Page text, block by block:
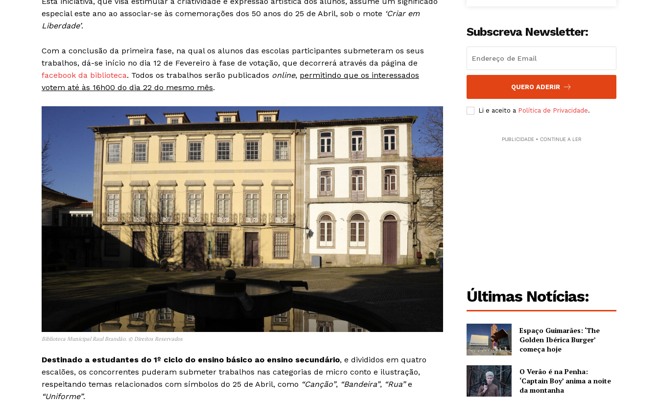
especial este ano ao associar-se às comemorações dos 50 anos do 25 de Abril, sob o mote ‘Criar em
Liberdade’.
Com a conclusão da primeira fase, na qual os alunos das escolas participantes submeteram os seus
trabalhos, dá-se início no dia 12 de Fevereiro à fase de votação, que decorrerá através da página de
facebook da biblioteca. Todos os trabalhos serão publicados online, permitindo que os interessados
votem até às 16h00 do dia 22 do mesmo mês.
Biblioteca Municipal Raul Brandão. © Direitos Reservados
Destinado a estudantes do 1º ciclo do ensino básico ao ensino secundário, e divididos em quatro
escalões, os concorrentes puderam submeter trabalhos nas categorias de micro conto e ilustração,
respeitando temas relacionados com símbolos do 25 de Abril, como “Canção”, “Bandeira”, “Rua”e
“Uniforme”.
Subscreva Newsletter:
QUERO ADERIR
Li e aceito a Política de Privacidade.
PUBLICIDADE • CONTINUE A LER
Últimas Notícias:
Espaço Guimarães: ‘The
Golden Ibérica Burger’
começa hoje
O Verão é na Penha:
‘Captain Boy’ anima a noite
da montanha